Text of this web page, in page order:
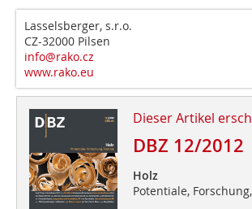
Lasselsberger, s.r.o.
CZ-32000 Pilsen
info@rako.cz
www.rako.eu
Dieser Artikel
DBZ 12/2012
Holz
Potentiale,